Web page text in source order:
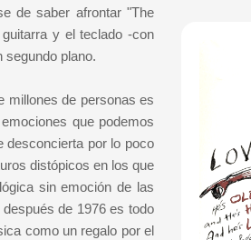
de saber afrontar "The
y el teclado -con
plano.
millones de personas es
que podemos
desconcierta por lo poco
distópicos en los que
sin emoción de las
de 1976 es todo
como un regalo por el